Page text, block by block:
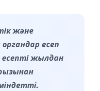
және
есеп
жылдан